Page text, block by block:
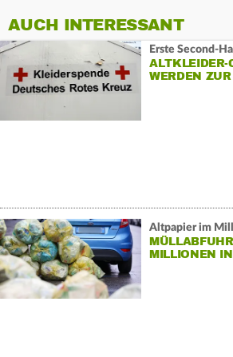
AUCH INTERESSANT
Erste Second-
ALTKLEIDER-
WERDEN
Altpapier im
MILLIONEN